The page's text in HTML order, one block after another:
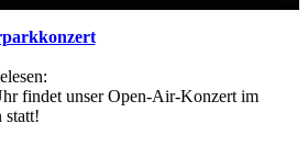
findet unser Open-Air-Konzert im
statt!